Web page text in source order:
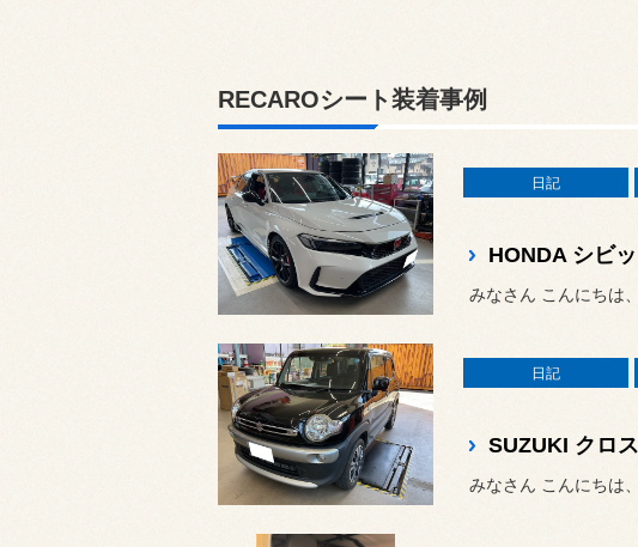
RECAROシート装着事例
日記
みなさん こんにちは
日記
みなさん こんにちは